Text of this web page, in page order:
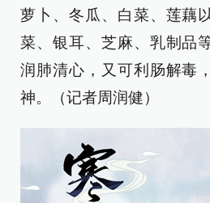
萝卜、冬瓜、白菜、莲藕
菜、银耳、芝麻、乳制品
润肺清心，又可利肠解毒
神。（记者周润健）